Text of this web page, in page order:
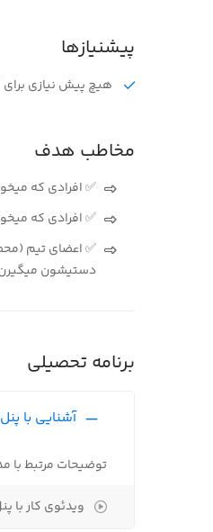
پیشنیازها
هیچ پیش نیازی
مخاطب هدف
✅ افرادی که
✅ افرادی که
دستیشون
برنامه تحصیلی
آشنایی با
توضیحات مرتبط با
ویدئوی کار با